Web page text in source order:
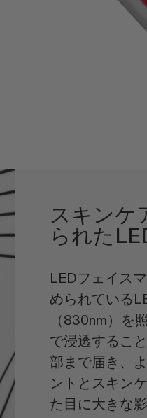
スキンケ
られた
LEDフェイス
められている
（830nm）を
で浸透するこ
部まで届き、
ントとスキン
た目に大きな